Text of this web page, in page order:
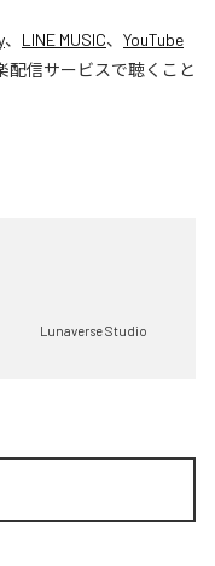
、 LINE MUSIC、 YouTube
配信サービスで聴くこと
Lunaverse Studio